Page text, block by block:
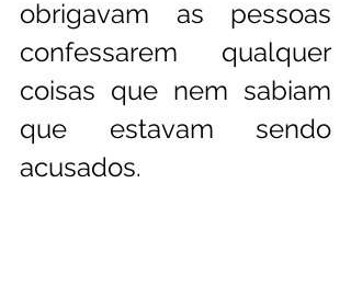
obrigavam as pessoas
confessarem qualquer
coisas que nem sabiam
que estavam sendo
acusados.